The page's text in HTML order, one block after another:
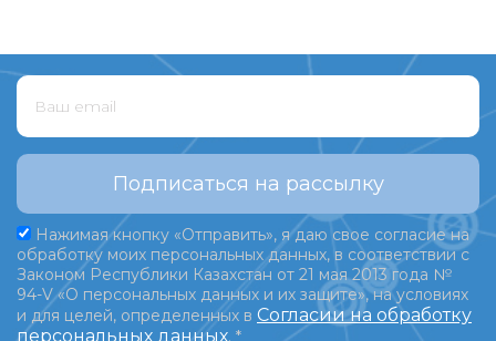
Подписаться на рассылку
Нажимая кнопку «Отправить», я даю свое согласие на
обработку моих персональных данных, в соответствии с
Законом Республики Казахстан от 21 мая 2013 года №
94-V «О персональных данных и их защите», на условиях
и для целей, определенных в Согласии на обработку
персональных данных. *